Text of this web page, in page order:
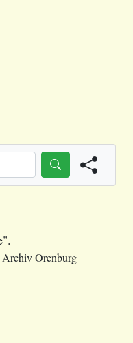
Archiv Orenburg